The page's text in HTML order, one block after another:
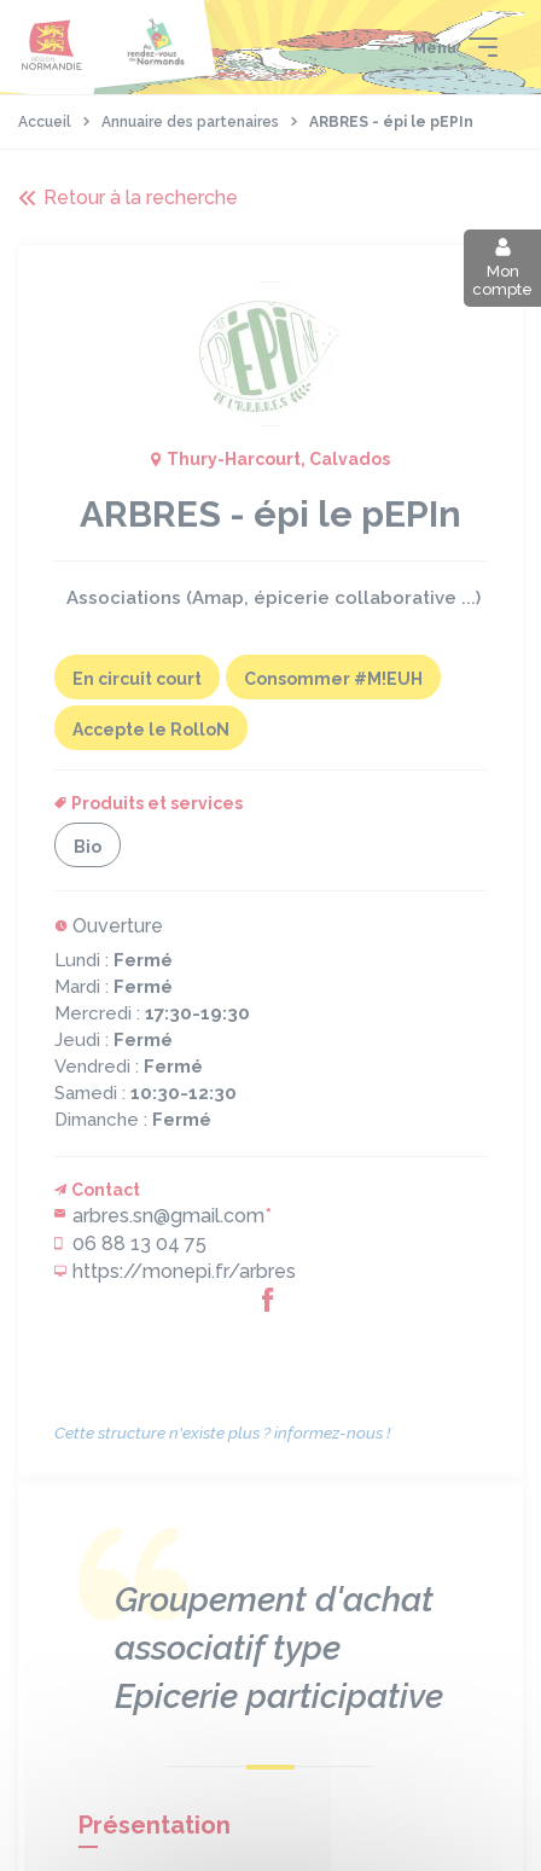
contenu
pied
Menu
Mon
compte
Accueil Annuaire des partenaires ARBRES - épi le pEPIn
Retour à la recherche
Thury-Harcourt, Calvados
ARBRES - épi le pEPIn
Associations (Amap, épicerie collaborative ...)
En circuit court Consommer #M!EUH
Accepte le RolloN
Produits et services
Bio
Ouverture
Lundi : Fermé
Mardi : Fermé
Mercredi : 17:30-19:30
Jeudi : Fermé
Vendredi : Fermé
Samedi : 10:30-12:30
Dimanche : Fermé
Contact
arbres.sn@gmail.com*
06 88 13 04 75
https://monepi.fr/arbres
Cette structure n'existe plus ? informez-nous !
Groupement d'achat
associatif type
Epicerie participative
Présentation
Panneau de gestion des cookies